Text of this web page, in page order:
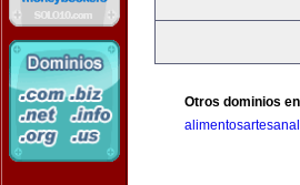
Otros dominios